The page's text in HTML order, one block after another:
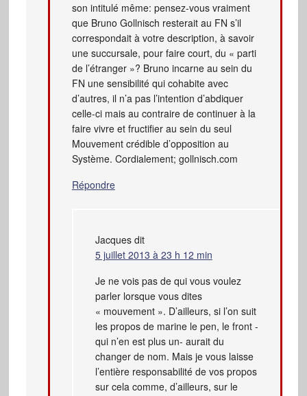
son intitulé même: pensez-vous vraiment
que Bruno Gollnisch resterait au FN s’il
correspondait à votre description, à savoir
une succursale, pour faire court, du « parti
de l’étranger »? Bruno incarne au sein du
FN une sensibilité qui cohabite avec
d’autres, il n’a pas l’intention d’abdiquer
celle-ci mais au contraire de continuer à la
faire vivre et fructifier au sein du seul
Mouvement crédible d’opposition au
Système. Cordialement; gollnisch.com
Répondre
Jacques dit
5 juillet 2013 à 23 h 12 min
Je ne vois pas de qui vous voulez
parler lorsque vous dites
« mouvement ». D’ailleurs, si l’on suit
les propos de marine le pen, le front -
qui n’en est plus un- aurait du
changer de nom. Mais je vous laisse
l’entière responsabilité de vos propos
sur cela comme, d’ailleurs, sur le